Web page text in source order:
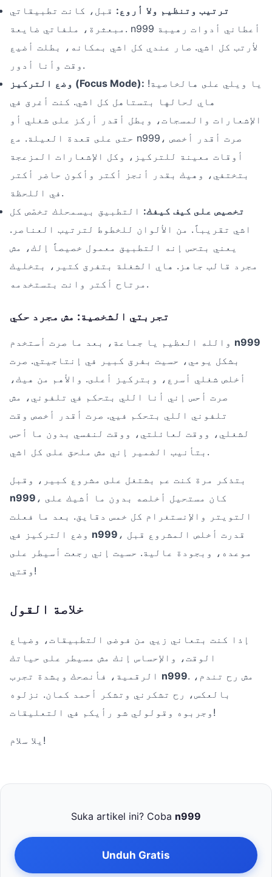
ترتيب وتنظيم ولا أروع: قبل، كانت تطبيقاتي
مبعثرة، ملفاتي ضايعة. n999 أعطاني أدوات رهيبة
لأرتب كل اشي. صار عندي كل اشي بمكانه، بطلت أضيع
وقت وأنا أدور.
وضع التركيز (Focus Mode):
هاي لحالها بتستاهل كل اشي. كنت أغرق في
الإشعارات والمسجات، وبطل أقدر أركز على شغلي أو
حتى على قعدة العيلة. مع n999، صرت أقدر أخصص
أوقات معينة للتركيز، وكل الإشعارات المزعجة
بتختفي، وهيك بقدر أنجز أكتر وأكون حاضر أكتر
في اللحظة.
تخصيص على كيف كيفك: التطبيق بيسمحلك تخصّص كل
اشي تقريباً. من الألوان للخطوط لترتيب العناصر.
يعني بتحس إنه التطبيق معمول خصيصاً إلك، مش
مجرد قالب جاهز. هاي الشغلة بتفرق كتير، بتخليك
مرتاح أكتر وانت بتستخدمه.
تجربتي الشخصية: مش مجرد حكي
n999
بشكل يومي، حسيت بفرق كبير في إنتاجيتي. صرت
أخلص شغلي أسرع، وبتركيز أعلى. والأهم من هيك،
صرت أحس إني أنا اللي بتحكم في تلفوني، مش
تلفوني اللي بتحكم فيي. صرت أقدر أخصص وقت
لشغلي، ووقت لعائلتي، ووقت لنفسي بدون ما أحس
بتأنيب الضمير إني مش ملحق على كل اشي.
بتذكر مرة كنت عم بشتغل على مشروع كبير، وقبل
n999 ، كان مستحيل أخلصه بدون ما أشيك على
التويتر والإنستغرام كل خمس دقايق. بعد ما فعلت
n999 ، قدرت أخلص المشروع قبل
موعده، وبجودة عالية. حسيت إني رجعت أسيطر على
وقتي!
خلاصة القول
إذا كنت بتعاني زيي من فوضى التطبيقات، وضياع
الوقت، والإحساس إنك مش مسيطر على حياتك
n999. مش رح تندم،
بالعكس، رح تشكرني وتشكر أحمد كمان. نزلوه
وجربوه وقولولي شو رأيكم في التعليقات!
يلا سلام!
Suka artikel ini? Coba n999
Unduh Gratis